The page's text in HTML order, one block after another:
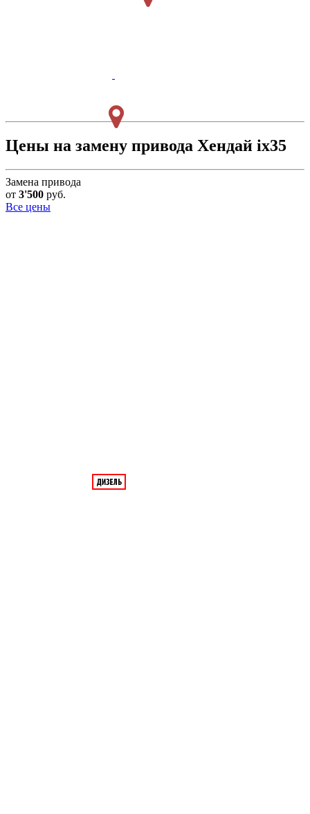
Цены на замену привода Хендай ix35
Замена привода
от 3'500 руб.
Все цены